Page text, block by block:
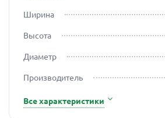
Ширина
Высота
Диаметр
Производитель
Все характеристики